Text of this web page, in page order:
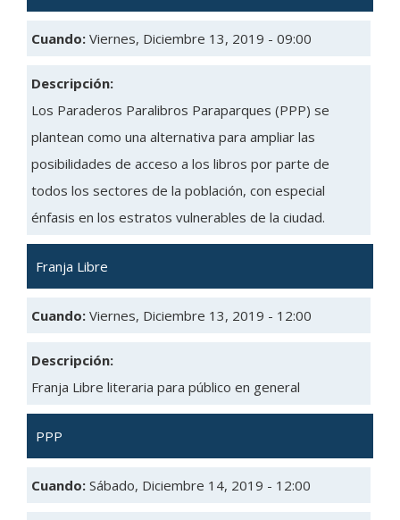
Cuando: Viernes, Diciembre 13, 2019 - 09:00
Descripción:
Los Paraderos Paralibros Paraparques (PPP) se
plantean como una alternativa para ampliar las
posibilidades de acceso a los libros por parte de
todos los sectores de la población, con especial
énfasis en los estratos vulnerables de la ciudad.
Franja Libre
Cuando: Viernes, Diciembre 13, 2019 - 12:00
Descripción:
Franja Libre literaria para público en general
PPP
Cuando: Sábado, Diciembre 14, 2019 - 12:00